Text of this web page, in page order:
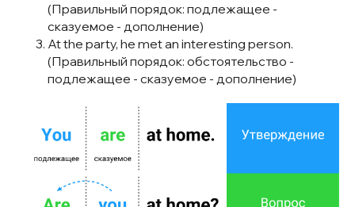
(Правильный порядок: подлежащее -
сказуемое - дополнение)
At the party, he met an interesting person.
(Правильный порядок: обстоятельство -
подлежащее - сказуемое - дополнение)